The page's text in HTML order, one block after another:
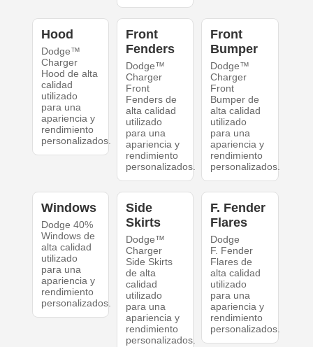
Hood
Dodge™
Charger
Hood de alta
calidad
utilizado
para una
apariencia y
rendimiento
personalizados.
Front
Fenders
Dodge™
Charger
Front
Fenders de
alta calidad
utilizado
para una
apariencia y
rendimiento
personalizados.
Front
Bumper
Dodge™
Charger
Front
Bumper de
alta calidad
utilizado
para una
apariencia y
rendimiento
personalizados.
Windows
Dodge 40%
Windows de
alta calidad
utilizado
para una
apariencia y
rendimiento
personalizados.
Side
Skirts
Dodge™
Charger
Side Skirts
de alta
calidad
utilizado
para una
apariencia y
rendimiento
personalizados.
F. Fender
Flares
Dodge
F. Fender
Flares de
alta calidad
utilizado
para una
apariencia y
rendimiento
personalizados.